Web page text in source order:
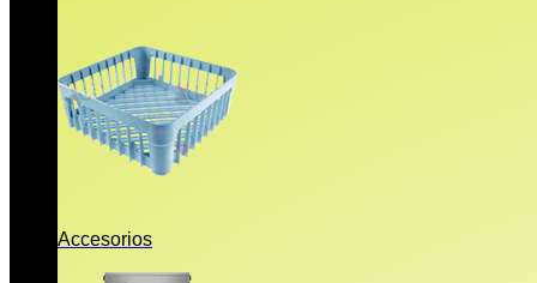
Accesorios